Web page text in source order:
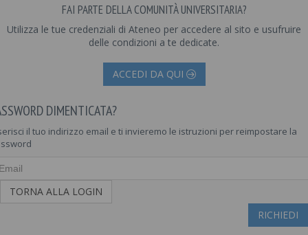
FAI PARTE DELLA COMUNITÀ UNIVERSITARIA?
Utilizza le tue credenziali di Ateneo per accedere al sito e usufruire
delle condizioni a te dedicate.
ACCEDI DA QUI
DIMENTICATA?
il tuo indirizzo email e ti invieremo le istruzioni per reimpostare la
TORNA ALLA LOGIN
RICHIEDI